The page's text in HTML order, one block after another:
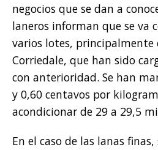
negocios que se dan a
laneros informan que se va
varios lotes, principalmente
Corriedale, que han sido
con anterioridad. Se han
y 0,60 centavos por
acondicionar de 29 a 29,5
En el caso de las lanas